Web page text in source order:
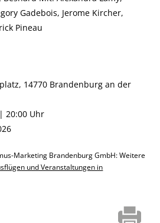
Gadebois, Jerome Kircher,
Pineau
14770 Brandenburg an der
20:00 Uhr
Marketing Brandenburg GmbH: Weitere
und Veranstaltungen in